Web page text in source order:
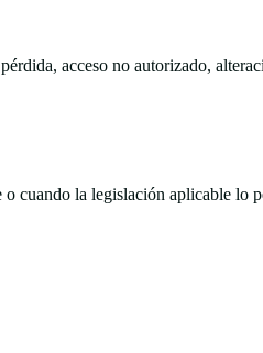
acceso no autorizado,
cuando la legislación aplicable lo